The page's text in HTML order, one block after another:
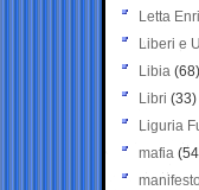
Letta
Liberi e
Libia (68)
Libri (33)
Liguria
mafia
manifesto